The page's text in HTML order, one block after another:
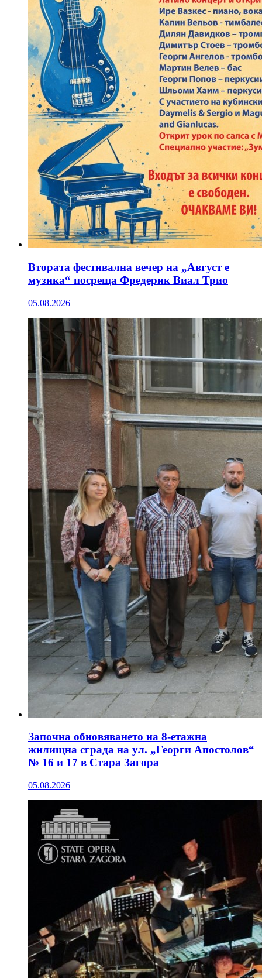
Втората фестивална вечер на „Август е
музика“ посреща Фредерик Виал Трио
05.08.2026
Започна обновяването на 8-етажна
жилищна сграда на ул. „Георги Апостолов“
№ 16 и 17 в Стара Загора
05.08.2026